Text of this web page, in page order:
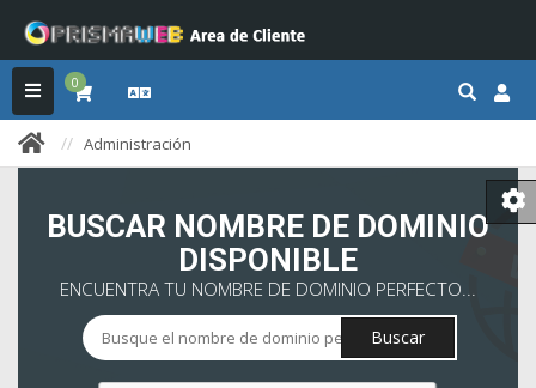
0
Administración
BUSCAR NOMBRE DE DOMINIO
DISPONIBLE
ENCUENTRA TU NOMBRE DE DOMINIO PERFECTO...
Buscar